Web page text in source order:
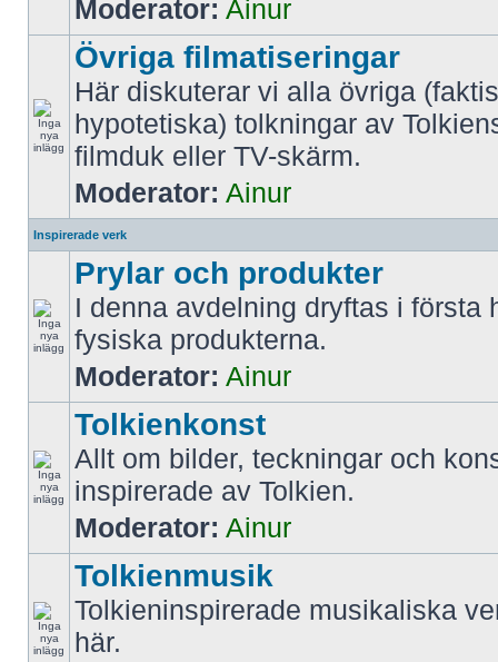
Moderator: Ainur
Övriga filmatiseringar
Här diskuterar vi alla övriga
hypotetiska) tolkningar av
filmduk eller TV-skärm.
Moderator: Ainur
Inspirerade verk
Prylar och produkter
I denna avdelning dryftas i första
fysiska produkterna.
Moderator: Ainur
Tolkienkonst
Allt om bilder, teckningar och
inspirerade av Tolkien.
Moderator: Ainur
Tolkienmusik
Tolkieninspirerade musikaliska
här.